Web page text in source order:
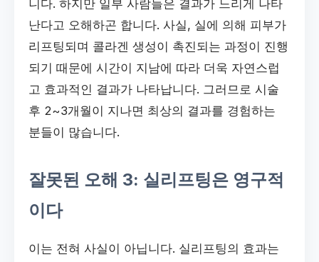
니다. 하지만 일부 사람들은 결과가 느리게 나타
난다고 오해하곤 합니다. 사실, 실에 의해 피부가
리프팅되며 콜라겐 생성이 촉진되는 과정이 진행
되기 때문에 시간이 지남에 따라 더욱 자연스럽
고 효과적인 결과가 나타납니다. 그러므로 시술
후 2~3개월이 지나면 최상의 결과를 경험하는
분들이 많습니다.
잘못된 오해 3: 실리프팅은 영구적
이다
이는 전혀 사실이 아닙니다. 실리프팅의 효과는